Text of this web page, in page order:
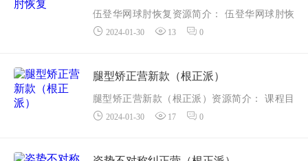
03 踩踏石
04 大笼球
06 脚踏车
08 上下转...
伍登华网球肘恢复资源简介： 伍登华网球肘恢
复 2024-01-30 13 0
腿型矫正营新款（根正派）
腿型矫正营新款（根正派）资源简介： 课程目
录动作库
02筋膜放松内收肌群.mp4
2024-01-30 17 0